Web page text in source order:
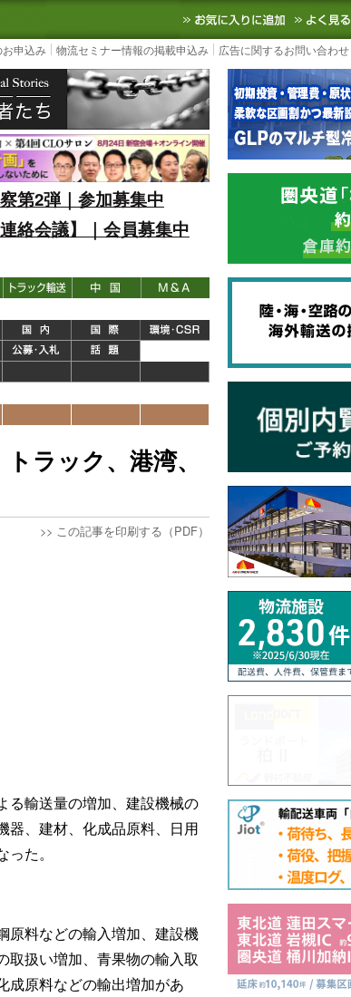
流ニュースサイト
3PL, SCMなど国内外の最新の物流ニュース
お気に
申込み 物流セミナー情報の掲載申込み 広告に関するお問い合わせ
第2弾｜参加募集中
絡会議】｜会員募集中
ラック、港湾、
>> この記事を印刷する（PDF）
る輸送量の増加、建設機械の
器、建材、化成品原料、日用
た。
原料などの輸入増加、建設機
取扱い増加、青果物の輸入取
成原料などの輸出増加があ